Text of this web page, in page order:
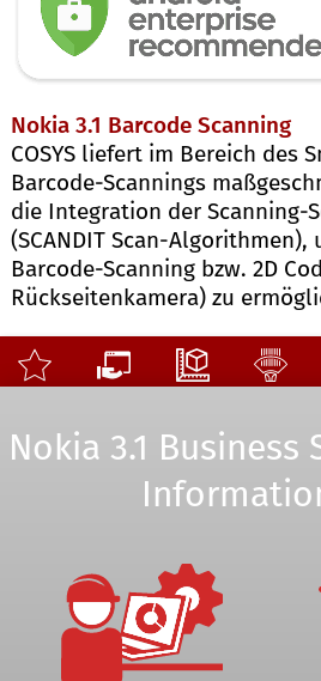
Nokia 3.1 Barcode Scanning
COSYS liefert im Bereich des
Barcode-Scannings
die Integration der Scanning-
(SCANDIT Scan-
Barcode-Scanning bzw. 2D
Rückseitenkamera) zu
Nokia 3.1 Business